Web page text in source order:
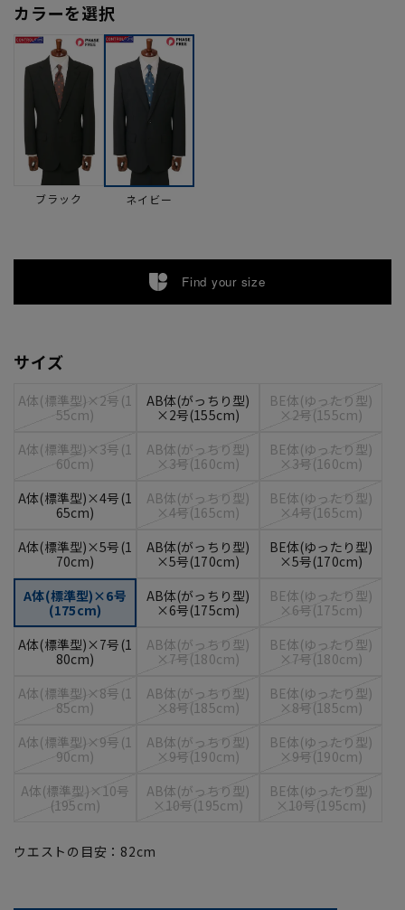
カラーを選択
ブラック ネイビー
Find your size
サイズ
A体(標準型)×2号(1
55cm)
AB体(がっちり型)
×2号(155cm)
BE体(ゆったり型)
×2号(155cm)
A体(標準型)×3号(1
60cm)
AB体(がっちり型)
×3号(160cm)
BE体(ゆったり型)
×3号(160cm)
A体(標準型)×4号(1
65cm)
AB体(がっちり型)
×4号(165cm)
BE体(ゆったり型)
×4号(165cm)
A体(標準型)×5号(1
70cm)
AB体(がっちり型)
×5号(170cm)
BE体(ゆったり型)
×5号(170cm)
A体(標準型)×6号
(175cm)
AB体(がっちり型)
×6号(175cm)
BE体(ゆったり型)
×6号(175cm)
A体(標準型)×7号(1
80cm)
AB体(がっちり型)
×7号(180cm)
BE体(ゆったり型)
×7号(180cm)
A体(標準型)×8号(1
85cm)
AB体(がっちり型)
×8号(185cm)
BE体(ゆったり型)
×8号(185cm)
A体(標準型)×9号(1
90cm)
AB体(がっちり型)
×9号(190cm)
BE体(ゆったり型)
×9号(190cm)
A体(標準型)×10号
(195cm)
AB体(がっちり型)
×10号(195cm)
BE体(ゆったり型)
×10号(195cm)
ウエストの目安： 82cm